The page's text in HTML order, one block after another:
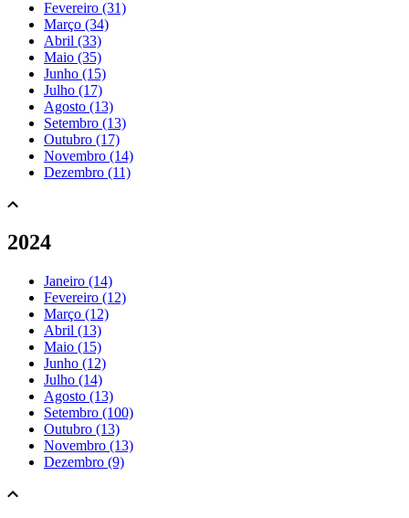
Fevereiro (31)
Março (34)
Abril (33)
Maio (35)
Junho (15)
Julho (17)
Agosto (13)
Setembro (13)
Outubro (17)
Novembro (14)
Dezembro (11)
2024
Janeiro (14)
Fevereiro (12)
Março (12)
Abril (13)
Maio (15)
Junho (12)
Julho (14)
Agosto (13)
Setembro (100)
Outubro (13)
Novembro (13)
Dezembro (9)